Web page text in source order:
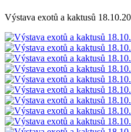
Výstava exotů a kaktusů